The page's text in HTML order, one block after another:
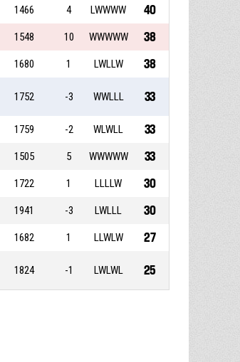
1466 4 LWWWW 40
1548 10 WWWWW 38
1680 1 LWLLW 38
1752 -3 WWLLL 33
1759 -2 WLWLL 33
1505 5 WWWWW 33
1722 1 LLLLW 30
1941 -3 LWLLL 30
1682 1 LLWLW 27
1824 -1 LWLWL 25